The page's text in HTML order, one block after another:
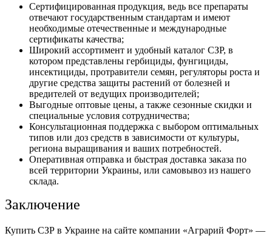
Сертифицированная продукция, ведь все препараты
отвечают государственным стандартам и имеют
необходимые отечественные и международные
сертификаты качества;
Широкий ассортимент и удобный каталог СЗР, в
котором представлены гербициды, фунгициды,
инсектициды, протравители семян, регуляторы роста и
другие средства защиты растений от болезней и
вредителей от ведущих производителей;
Выгодные оптовые цены, а также сезонные скидки и
специальные условия сотрудничества;
Консультационная поддержка с выбором оптимальных
типов или доз средств в зависимости от культуры,
региона выращивания и ваших потребностей.
Оперативная отправка и быстрая доставка заказа по
всей территории Украины, или самовывоз из нашего
склада.
Заключение
Купить СЗР в Украине на сайте компании «Аграрий Форт» —